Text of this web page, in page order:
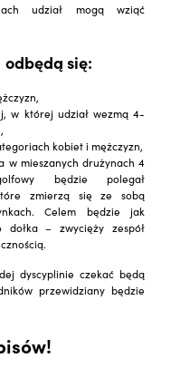
udział mogą wziąć
odbędą się:
w której udział wezmą 4-
kobiet i mężczyzn,
w mieszanych drużynach 4
będzie polegał
zmierzą się ze sobą
Celem będzie jak
– zwycięży zespół
dyscyplinie czekać będą
przewidziany będzie